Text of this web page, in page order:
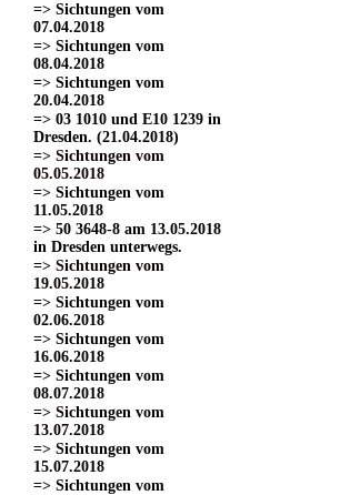
=> Sichtungen vom
07.04.2018
=> Sichtungen vom
08.04.2018
=> Sichtungen vom
20.04.2018
=> 03 1010 und E10 1239 in
Dresden. (21.04.2018)
=> Sichtungen vom
05.05.2018
=> Sichtungen vom
11.05.2018
=> 50 3648-8 am 13.05.2018
in Dresden unterwegs.
=> Sichtungen vom
19.05.2018
=> Sichtungen vom
02.06.2018
=> Sichtungen vom
16.06.2018
=> Sichtungen vom
08.07.2018
=> Sichtungen vom
13.07.2018
=> Sichtungen vom
15.07.2018
=> Sichtungen vom